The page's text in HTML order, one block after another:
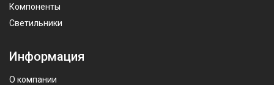
Компоненты
Светильники
Информация
О компании